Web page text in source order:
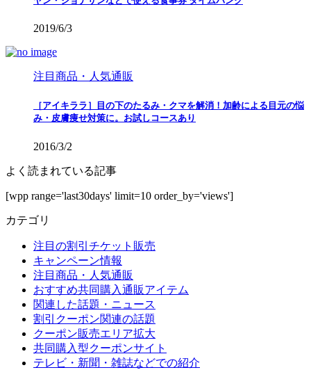
2019/6/3
注目商品・人気通販
［アイキララ］目の下のたるみ・クマを解消！加齢による目元の悩
み・皮膚痩せ対策に。お試しコースあり
2016/3/2
よく読まれている記事
[wpp range='last30days' limit=10 order_by='views']
カテゴリ
注目の割引チケット販売
キャンペーン情報
注目商品・人気通販
おすすめ共同購入通販アイテム
関連した話題・ニュース
割引クーポン関連の話題
クーポン販売エリア拡大
共同購入型クーポンサイト
テレビ・新聞・雑誌などでの紹介